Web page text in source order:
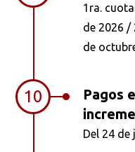
1ra.
de 2026 /
de
10
Pagos
Del 24 de